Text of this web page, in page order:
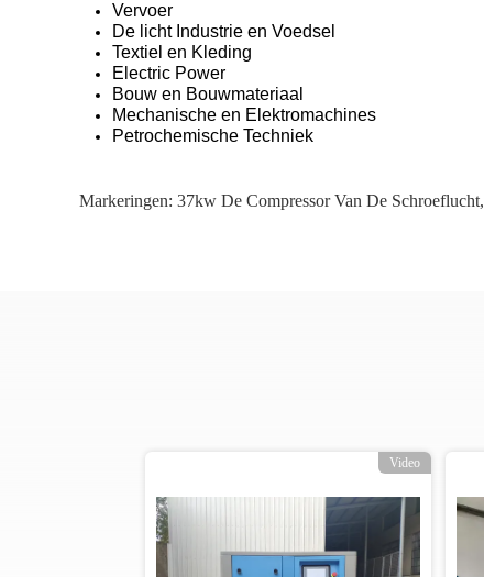
Vervoer
De licht Industrie en Voedsel
Textiel en Kleding
Electric Power
Bouw en Bouwmateriaal
Mechanische en Elektromachines
Petrochemische Techniek
Markeringen: 37kw De Compressor Van De Schroeflucht,
Video